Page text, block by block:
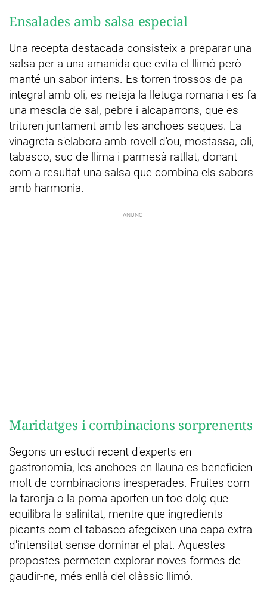
Ensalades amb salsa especial
Una recepta destacada consisteix a preparar una
salsa per a una amanida que evita el llimó però
manté un sabor intens. Es torren trossos de pa
integral amb oli, es neteja la lletuga romana i es fa
una mescla de sal, pebre i alcaparrons, que es
trituren juntament amb les anchoes seques. La
vinagreta s'elabora amb rovell d'ou, mostassa, oli,
tabasco, suc de llima i parmesà ratllat, donant
com a resultat una salsa que combina els sabors
amb harmonia.
Maridatges i combinacions sorprenents
Segons un estudi recent d'experts en
gastronomia, les anchoes en llauna es beneficien
molt de combinacions inesperades. Fruites com
la taronja o la poma aporten un toc dolç que
equilibra la salinitat, mentre que ingredients
picants com el tabasco afegeixen una capa extra
d'intensitat sense dominar el plat. Aquestes
propostes permeten explorar noves formes de
gaudir-ne, més enllà del clàssic llimó.